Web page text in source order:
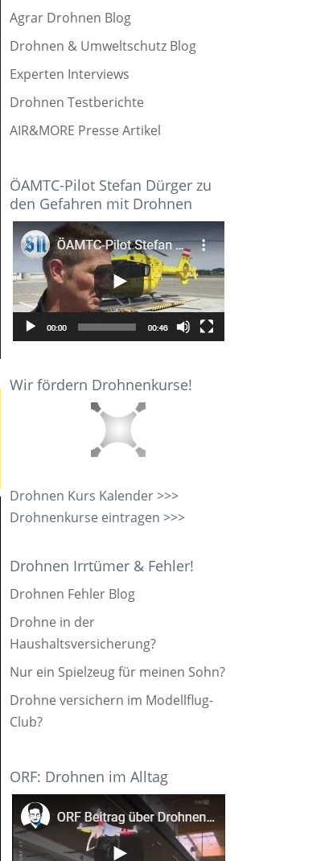
Agrar Drohnen Blog
Drohnen & Umweltschutz Blog
Experten Interviews
Drohnen Testberichte
AIR&MORE Presse Artikel
ÖAMTC-Pilot Stefan Dürger zu
den Gefahren mit Drohnen
Wir fördern Drohnenkurse!
Drohnen Kurs Kalender >>>
Drohnenkurse eintragen >>>
Drohnen Irrtümer & Fehler!
Drohnen Fehler Blog
Drohne in der
Haushaltsversicherung?
Nur ein Spielzeug für meinen Sohn?
Drohne versichern im Modellflug-
Club?
ORF: Drohnen im Alltag